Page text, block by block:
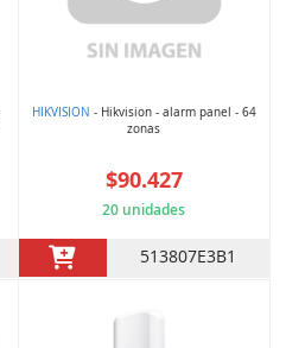
HIKVISION - Hikvision - alarm panel - 64
zonas
$90.427
20 unidades
513807E3B1